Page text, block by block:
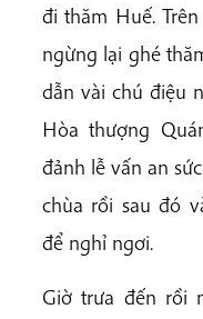
đi thăm Huế.
ngừng lại ghé
dẫn vài chú điệu
Hòa thượng
đảnh lễ vấn an
chùa rồi sau đó
để nghỉ ngơi.
Giờ trưa đến rồi